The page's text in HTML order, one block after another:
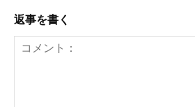
返事を書く